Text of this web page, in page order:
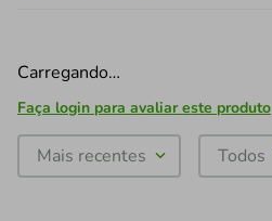
Carregando…
Faça login para avaliar este produto
Mais recentes Todos